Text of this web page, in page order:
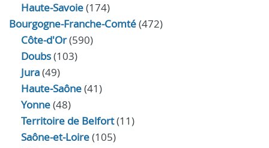
Haute-Savoie(174)
Bourgogne-Franche-Comté(472)
Côte-d'Or(590)
Doubs(103)
Jura(49)
Haute‑Saône(41)
Yonne(48)
Territoire de Belfort(11)
Saône-et-Loire(105)